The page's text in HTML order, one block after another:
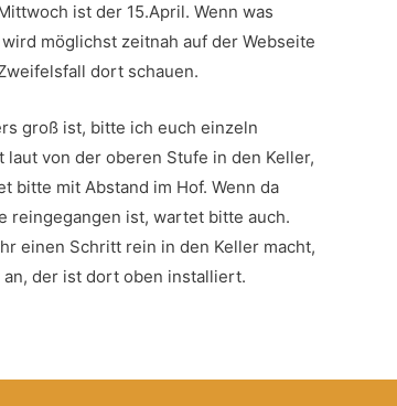
ist der 15.April. Wenn was
möglichst zeitnah auf der Webseite
dort schauen.
groß ist, bitte ich euch einzeln
von der oberen Stufe in den Keller,
bitte mit Abstand im Hof. Wenn da
reingegangen ist, wartet bitte auch.
einen Schritt rein in den Keller macht,
der ist dort oben installiert.